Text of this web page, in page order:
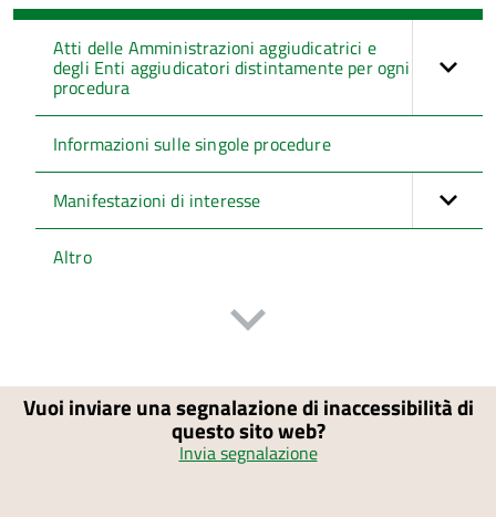
Atti delle Amministrazioni aggiudicatrici e
degli Enti aggiudicatori distintamente per ogni
procedura
Informazioni sulle singole procedure
Manifestazioni di interesse
Altro
Vuoi inviare una segnalazione di inaccessibilità di
questo sito web?
Invia segnalazione